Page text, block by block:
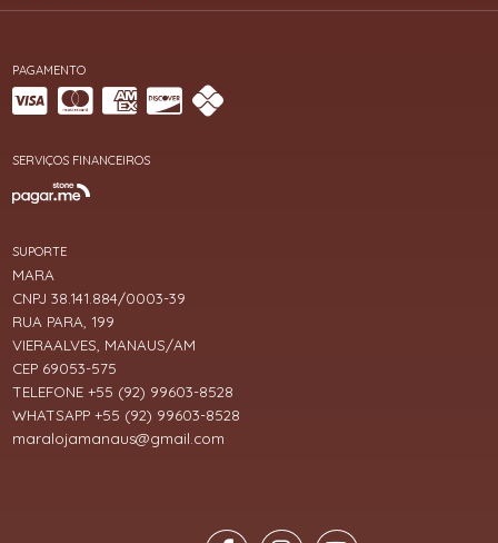
PAGAMENTO
SERVIÇOS FINANCEIROS
SUPORTE
MARA
CNPJ 38.141.884/0003-39
RUA PARA, 199
VIERAALVES, MANAUS/AM
CEP 69053-575
TELEFONE +55 (92) 99603-8528
WHATSAPP +55 (92) 99603-8528
maralojamanaus@gmail.com